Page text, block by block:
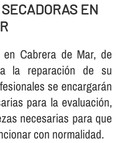
EN
en Cabrera de Mar, de
la reparación de su
se encargarán
para la evaluación,
necesarias para que
con normalidad.